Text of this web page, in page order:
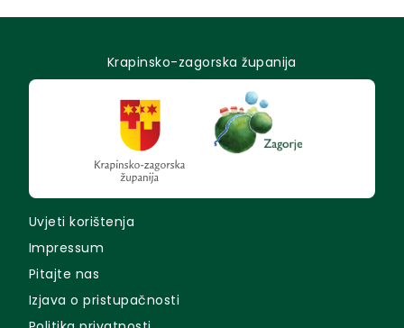
Krapinsko-zagorska županija
Uvjeti korištenja
Impressum
Pitajte nas
Izjava o pristupačnosti